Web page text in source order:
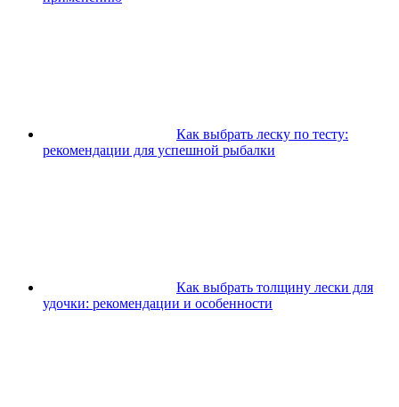
Как выбрать леску по тесту:
рекомендации для успешной рыбалки
Как выбрать толщину лески для
удочки: рекомендации и особенности